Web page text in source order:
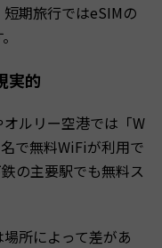
期旅行ではeSIMの
実的
ルリー空港では「W
で無料WiFiが利用で
の主要駅でも無料ス
所によって差があ